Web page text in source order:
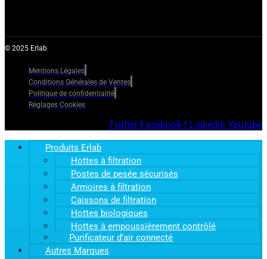
© 2025 Erlab
Mentions Légales
Conditions Générales de Ventes
Politique de confidentialité
Réglages Cookies
Twitter Facebook-f Linkedin Youtube
Produits Erlab
Hottes à filtration
Postes de pesée sécurisés
Armoires à filtration
Caissons de filtration
Hottes biologiques
Hottes à empoussièrement contrôlé
Purificateur d’air connecté
Autres Marques